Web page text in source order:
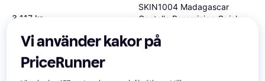
3 117 kr
SKIN1004 Madagascar
Centella Poremizing Quick
Icke-komedogen, Aloe vera
136 kr
9+ butiker
Trendande
Vi använder kakor på
PriceRunner